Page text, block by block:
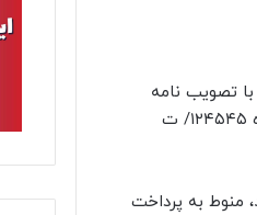
رابطه با تصویب نامه
هیئت محترم وزیران به شماره ۱۶۸۹۳۰/ت ۶۳۶۳۵ هـ مورخ ۱۴۰۳/۱۱/۳ موضوع الحاق یک بند به انتهای تصویب نامه شماره ۱۲۴۵۴۵/ ت
منوط به پرداخت